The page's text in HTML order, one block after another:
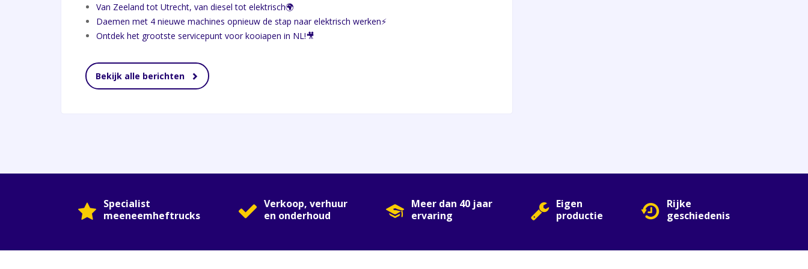
Nederland
Van Zeeland tot Utrecht, van diesel tot elektrisch🌍
Daemen met 4 nieuwe machines opnieuw de stap naar elektrisch werken⚡
Ontdek het grootste servicepunt voor kooiapen in NL!🎥
Bekijk alle berichten
Specialist
meeneemheftrucks
Verkoop, verhuur
en onderhoud
Meer dan 40 jaar
ervaring
Eigen
productie
Rijke
geschiedenis